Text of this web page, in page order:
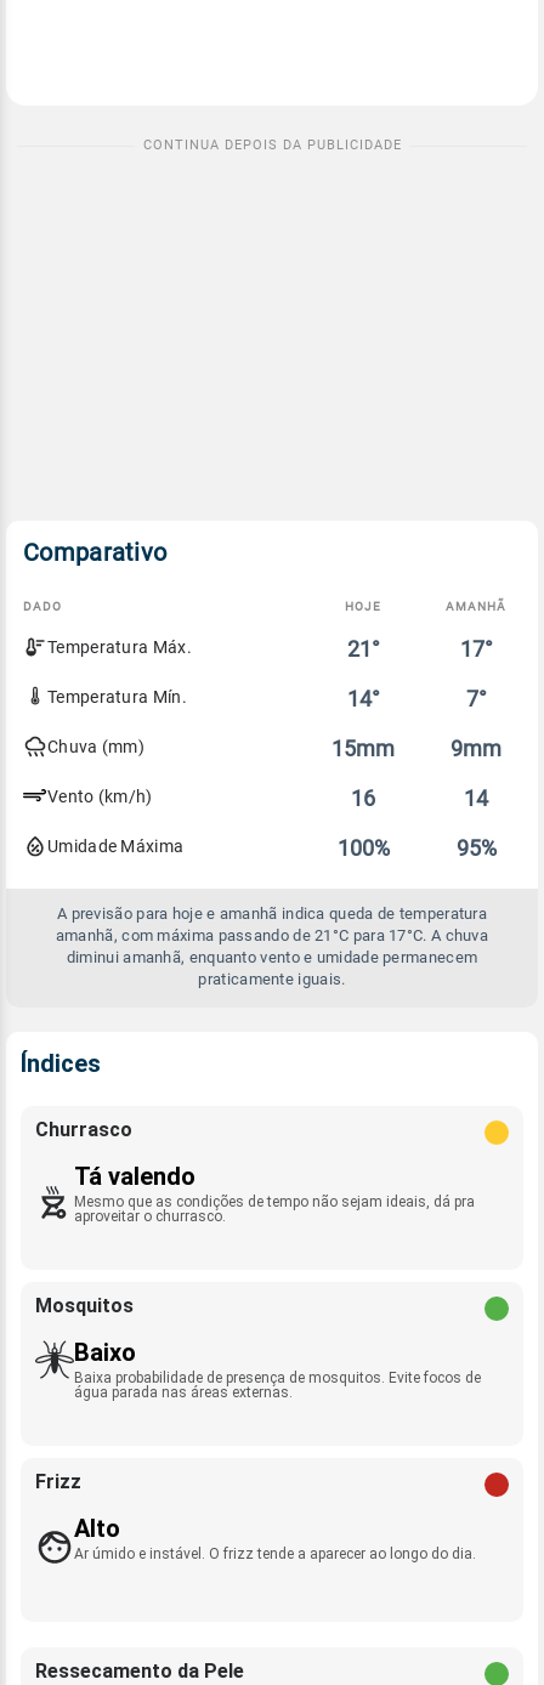
Comparativo
Comparativo
entre
previsão
hoje
DADO HOJE AMANHÃ
Temperatura Máx. 21° 17°
Temperatura Mín. 14° 7°
Chuva (mm) 15mm 9mm
Vento (km/h) 16 14
Umidade Máxima 100% 95%
A previsão para hoje e amanhã indica queda de temperatura
amanhã, com máxima passando de 21°C para 17°C. A chuva
diminui amanhã, enquanto vento e umidade permanecem
praticamente iguais.
Índices
Churrasco
Tá valendo
Mesmo que as condições de tempo não sejam ideais, dá pra
aproveitar o churrasco.
Mosquitos
Baixo
Baixa probabilidade de presença de mosquitos. Evite focos de
água parada nas áreas externas.
Frizz
Alto
Ar úmido e instável. O frizz tende a aparecer ao longo do dia.
Ressecamento da Pele